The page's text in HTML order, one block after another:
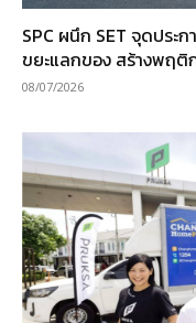
SPC ผนึก SET จุดปร
ขยะแลกของ สร้างพฤติ
08/07/2026